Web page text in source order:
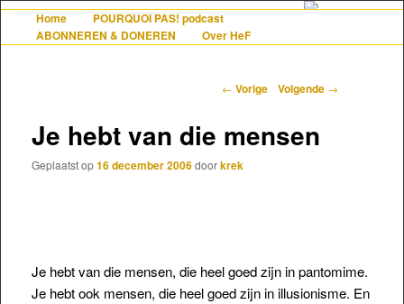
Hollandais en France
De gezelligste website voor Nederlanders die iets met Frankrijk hebben
HoofdmenuSpring naar de primaire inhoud
Spring naar de secundaire inhoud
Home
POURQUOI PAS! podcast
ABONNEREN & DONEREN
Over HeF
Berichtnavigatie
← Vorige Volgende →
Je hebt van die mensen
Geplaatst op16 december 2006doorkrek
Je hebt van die mensen, die heel goed zijn in pantomime.
Je hebt ook mensen, die heel goed zijn in illusionisme. En